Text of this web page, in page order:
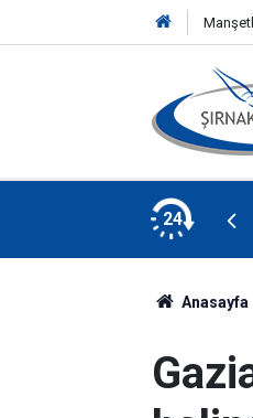
24
Hesaplara Yatırılmaya
Anasayfa